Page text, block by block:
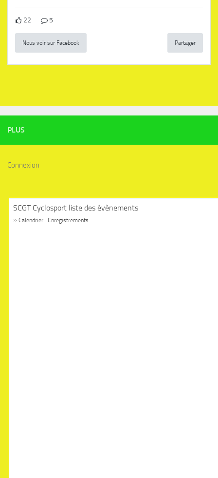
22 5
Nous voir sur Facebook Partager
PLUS
Connexion
SCGT Cyclosport liste des évènements
» Calendrier · Enregistrements